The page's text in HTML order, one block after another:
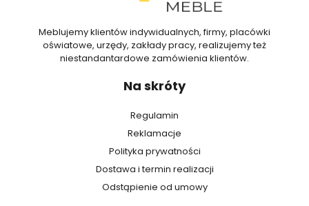
Meblujemy klientów indywidualnych, firmy, placówki
oświatowe, urzędy, zakłady pracy, realizujemy też
niestandantardowe zamówienia klientów.
Na skróty
Regulamin
Reklamacje
Polityka prywatności
Dostawa i termin realizacji
Odstąpienie od umowy